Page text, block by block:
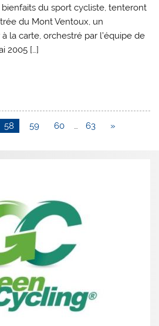
du sport cycliste, tenteront
du Mont Ventoux, un
la carte, orchestré par l’équipe de
2005 […]
58 59 60 … 63 »